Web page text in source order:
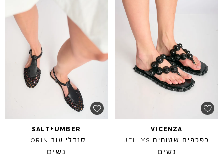
VICENZA
כפכפים שטוחים JELLYS
נשים
SALT + UMBER
סנדלי עור LORIN
נשים